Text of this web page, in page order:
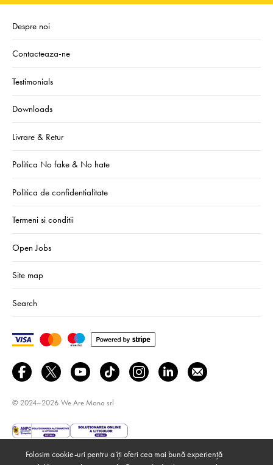
Despre noi
Contacteaza-ne
Testimonials
Downloads
Livrare & Retur
Politica No fake & No hate
Politica de confidentialitate
Termeni si conditii
Open Jobs
Site map
Search
© 2024–2026 We Are Mono srl
Folosim cookie-uri pentru a îți oferi cea mai bună experiență